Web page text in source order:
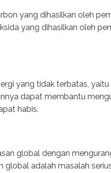
yang dihasilkan oleh
yang dihasilkan oleh
yang tidak terbatas,
dapat membantu
habis.
global dengan
adalah masalah